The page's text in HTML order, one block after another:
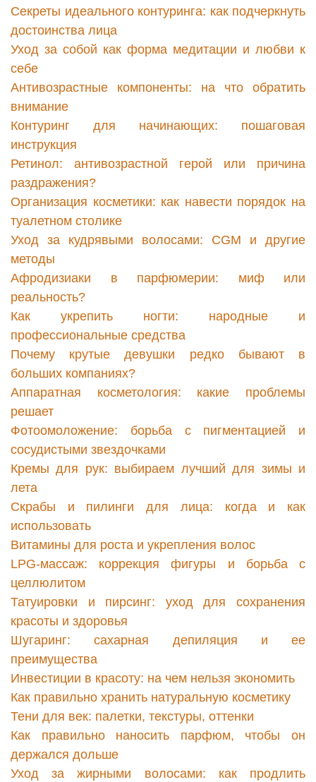
Секреты идеального контуринга: как подчеркнуть
достоинства лица
Уход за собой как форма медитации и любви к
себе
Антивозрастные компоненты: на что обратить
внимание
Контуринг для начинающих: пошаговая
инструкция
Ретинол: антивозрастной герой или причина
раздражения?
Организация косметики: как навести порядок на
туалетном столике
Уход за кудрявыми волосами: CGM и другие
методы
Афродизиаки в парфюмерии: миф или
реальность?
Как укрепить ногти: народные и
профессиональные средства
Почему крутые девушки редко бывают в
больших компаниях?
Аппаратная косметология: какие проблемы
решает
Фотоомоложение: борьба с пигментацией и
сосудистыми звездочками
Кремы для рук: выбираем лучший для зимы и
лета
Скрабы и пилинги для лица: когда и как
использовать
Витамины для роста и укрепления волос
LPG-массаж: коррекция фигуры и борьба с
целлюлитом
Татуировки и пирсинг: уход для сохранения
красоты и здоровья
Шугаринг: сахарная депиляция и ее
преимущества
Инвестиции в красоту: на чем нельзя экономить
Как правильно хранить натуральную косметику
Тени для век: палетки, текстуры, оттенки
Как правильно наносить парфюм, чтобы он
держался дольше
Уход за жирными волосами: как продлить